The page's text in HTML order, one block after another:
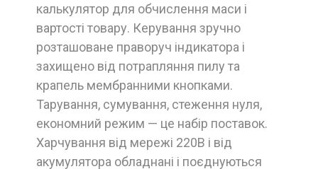
калькулятор для обчислення маси і
вартості товару. Керування зручно
розташоване праворуч індикатора і
захищено від потрапляння пилу та
крапель мембранними кнопками.
Тарування, сумування, стеження нуля,
економний режим — це набір поставок.
Харчування від мережі 220В і від
акумулятора обладнані і поєднуються